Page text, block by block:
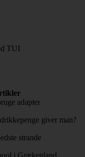
TUI
adapter
giver man?
strande
i Grækenland